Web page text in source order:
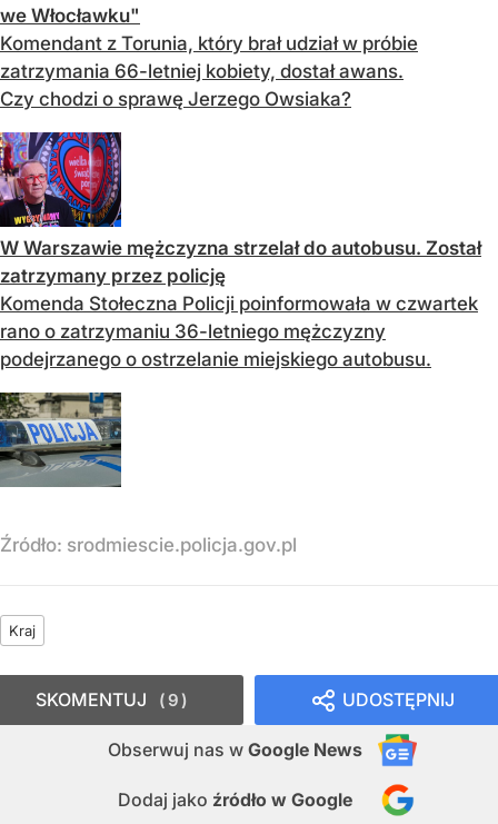
we Włocławku"
Komendant z Torunia, który brał udział w próbie
zatrzymania 66-letniej kobiety, dostał awans.
Czy chodzi o sprawę Jerzego Owsiaka?
W Warszawie mężczyzna strzelał do autobusu. Został
zatrzymany przez policję
Komenda Stołeczna Policji poinformowała w czwartek
rano o zatrzymaniu 36-letniego mężczyzny
podejrzanego o ostrzelanie miejskiego autobusu.
Źródło: srodmiescie.policja.gov.pl
Kraj
UDOSTĘPNIJ
Obserwuj nas w Google News
Dodaj jako źródło w Google
SKOMENTUJ 9